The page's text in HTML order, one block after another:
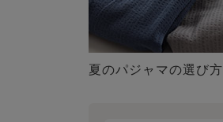
夏のパジャマの選び方